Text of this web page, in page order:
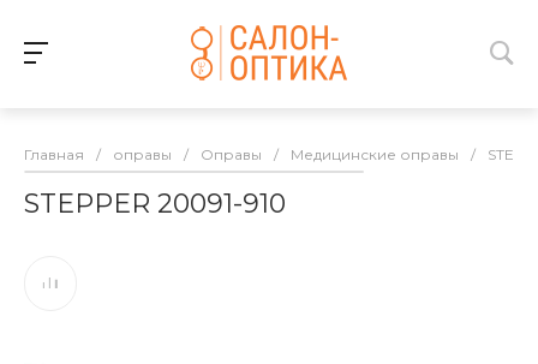
Главная / оправы / Оправы / Медицинские оправы /
STEPPER 20091-910